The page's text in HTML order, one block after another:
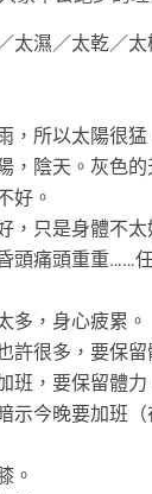
太濕／太乾／
，所以太陽很猛
，陰天。灰色的
好。
，只是身體不太
頭痛頭重重……
多，身心疲累。
許很多，要保留
班，要保留體力
示今晚要加班
。